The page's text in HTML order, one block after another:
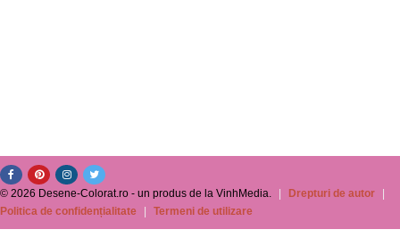
© 2026 Desene-Colorat.ro - un produs de la VinhMedia. Drepturi de autor
Politica de confidențialitate
Termeni de utilizare